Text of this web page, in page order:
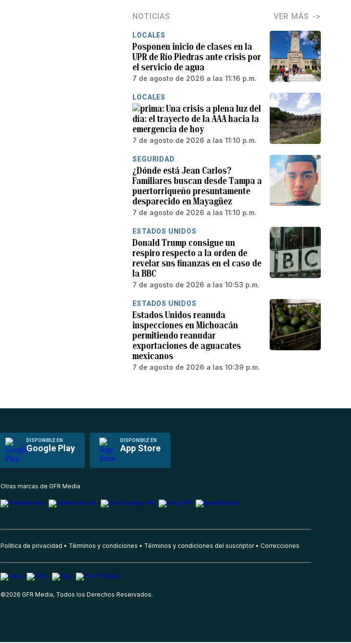
NOTICIAS VER MÁS
LOCALES
Posponen inicio de clases en la
UPR de Río Piedras ante crisis por
el servicio de agua
7 de agosto de 2026 a las 11:16 p.m.
LOCALES
Una crisis a plena luz del
día: el trayecto de la AAA hacia la
emergencia de hoy
7 de agosto de 2026 a las 11:10 p.m.
SEGURIDAD
¿Dónde está Jean Carlos?
Familiares buscan desde Tampa a
puertorriqueño presuntamente
desparecido en Mayagüez
7 de agosto de 2026 a las 11:10 p.m.
ESTADOS UNIDOS
Donald Trump consigue un
respiro respecto a la orden de
revelar sus finanzas en el caso de
la BBC
7 de agosto de 2026 a las 10:53 p.m.
ESTADOS UNIDOS
Estados Unidos reanuda
inspecciones en Michoacán
permitiendo reanudar
exportaciones de aguacates
mexicanos
7 de agosto de 2026 a las 10:39 p.m.
DISPONIBLE EN
Google Play
DISPONIBLE EN
App Store
Otras marcas de GFR Media
Política de privacidad Términos y condiciones Términos y condiciones del suscriptor Correcciones
©2026 GFR Media, Todos los Derechos Reservados.